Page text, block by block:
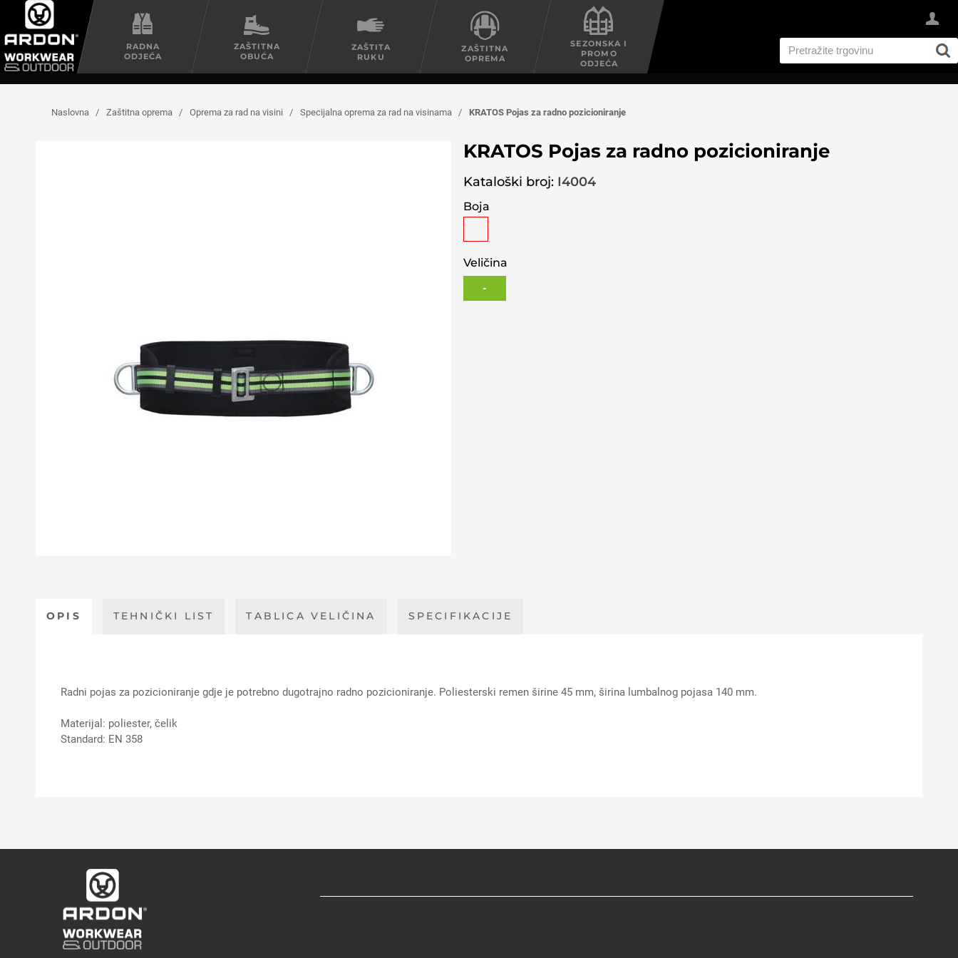
RADNA
ODJEĆA
ZAŠTITNA
OBUĆA
ZAŠTITA
RUKU
ZAŠTITNA
OPREMA
SEZONSKA I
PROMO
ODJEĆA
Naslovna / Zaštitna oprema / Oprema za rad na visini / Specijalna oprema za rad na visinama / KRATOS Pojas za radno pozicioniranje
KRATOS Pojas za radno pozicioniranje
Kataloški broj: I4004
Boja
Veličina
-
OPIS TEHNIČKI LIST TABLICA VELIČINA SPECIFIKACIJE
Radni pojas za pozicioniranje gdje je potrebno dugotrajno radno pozicioniranje. Poliesterski remen širine 45 mm, širina lumbalnog pojasa 140 mm.
Materijal: poliester, čelik
Standard: EN 358